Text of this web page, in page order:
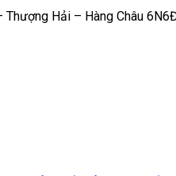
Thượng Hải – Hàng Châu